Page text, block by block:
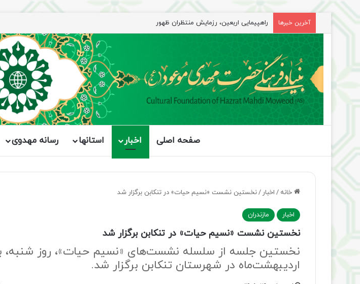
آخرین خبرها راهپیمایی اربعین، رزمایش منتظران ظهور
صفحه اصلی اخبار استانها رسانه مهدوی
خانه / اخبار /نخستین نشست «نسیم حیات» در تنکابن برگزار شد
اخبار مازندران
نخستین نشست «نسیم حیات» در تنکابن برگزار شد
نخستین جلسه از سلسله نشست‌های «نسیم حیات»، روز
اردیبهشت‌ماه در شهرستان تنکابن برگزار شد.